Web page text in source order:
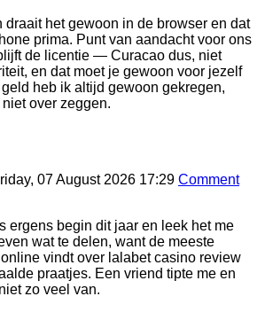
draait het gewoon in de browser en dat
prima. Punt van aandacht voor ons
de licentie — Curacao dus, niet
en dat moet je gewoon voor jezelf
heb ik altijd gewoon gekregen,
over zeggen.
07 August 2026 17:29 Comment
ergens begin dit jaar en leek het me
wat te delen, want de meeste
vindt over lalabet casino review
praatjes. Een vriend tipte me en
zo veel van.